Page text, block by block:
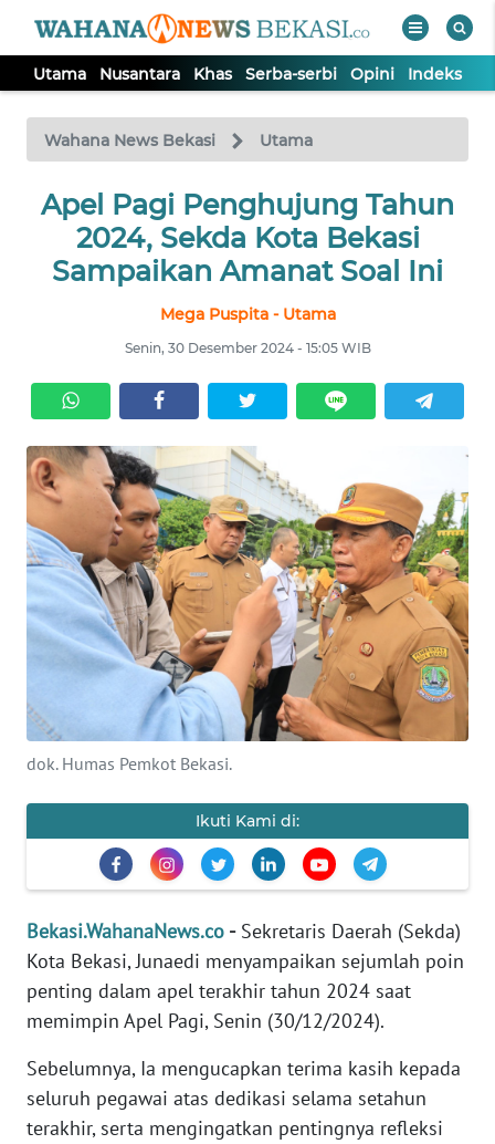
Utama Nusantara Khas Serba-serbi Opini Indeks
Wahana News Bekasi Utama
Apel Pagi Penghujung Tahun
2024, Sekda Kota Bekasi
Sampaikan Amanat Soal Ini
Mega Puspita - Utama
Senin, 30 Desember 2024 - 15:05 WIB
dok. Humas Pemkot Bekasi.
Ikuti Kami di:
Bekasi.WahanaNews.co -Sekretaris Daerah (Sekda)
Kota Bekasi, Junaedi menyampaikan sejumlah poin
penting dalam apel terakhir tahun 2024 saat
memimpin Apel Pagi, Senin (30/12/2024).
Sebelumnya, Ia mengucapkan terima kasih kepada
seluruh pegawai atas dedikasi selama setahun
terakhir, serta mengingatkan pentingnya refleksi
TV
Tutup
UTAMA
NUSANTARA
SERBA-
SERBI
OPINI
Informasi
INDEKS
BERITA
INFO
IKLAN
MEDIA
SIBER
REDAKSI
KARIR
DISCLAIMER